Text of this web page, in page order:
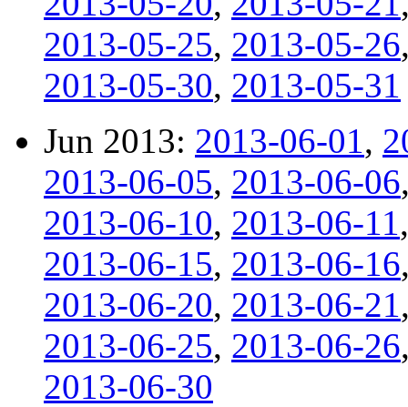
2013-05-25, 2013-05-26
2013-05-30, 2013-05-31
Jun 2013: 2013-06-01,
2013-06-05, 2013-06-06
2013-06-10, 2013-06-11
2013-06-15, 2013-06-16
2013-06-20, 2013-06-21
2013-06-25, 2013-06-26
2013-06-30